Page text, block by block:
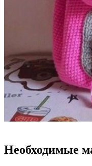
Необходимые